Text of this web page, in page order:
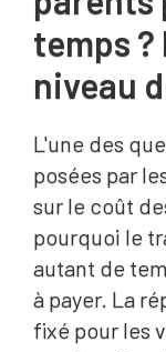
temps
niveau
L'une des
posées par
sur le coût
pourquoi le
autant de
à payer. La
fixé pour les